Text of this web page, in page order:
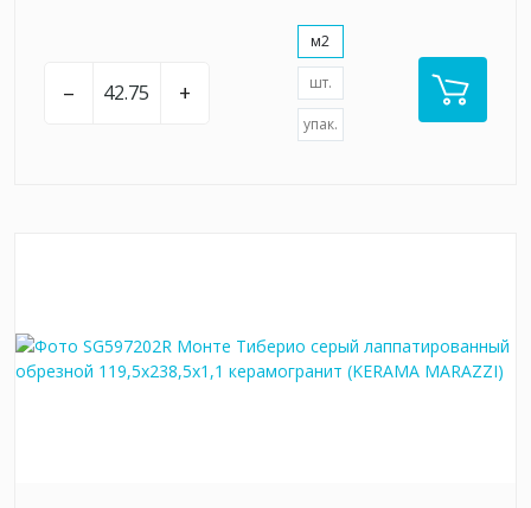
– +
м2
шт.
упак.